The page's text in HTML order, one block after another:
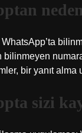
bilinmeyen
bir yanıt
sizi